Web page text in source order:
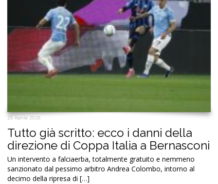
25 Aprile 2026
Tutto già scritto: ecco i danni della
direzione di Coppa Italia a Bernasconi
Un intervento a falciaerba, totalmente gratuito e nemmeno
sanzionato dal pessimo arbitro Andrea Colombo, intorno al
decimo della ripresa di […]